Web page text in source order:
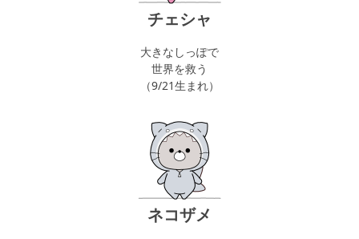
チェシャ
大きなしっぽで
世界を救う
（9/21生まれ）
ネコザメ